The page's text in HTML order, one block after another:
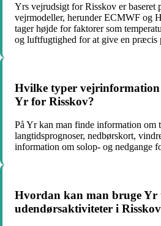
Yrs vejrudsigt for Risskov er baseret
vejrmodeller, herunder ECMWF og
tager højde for faktorer som
og luftfugtighed for at give en præcis
Hvilke typer
Yr for Risskov?
På Yr kan man finde information om
langtidsprognoser, nedbørskort,
information om solop- og nedgange
Hvordan kan man bruge
udendørsaktiviteter i